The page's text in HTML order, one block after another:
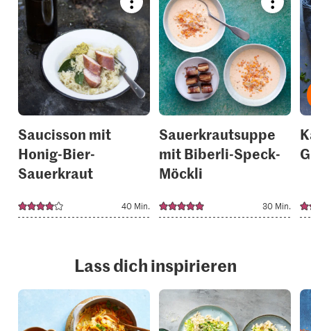
Bookmark
recipe
or
add
it
to
your
collections.
Saucisson mit
Honig-Bier-
Sauerkraut
40 Min.
recipe
or
add
it
to
your
Sauerkrautsuppe
mit Biberli-Speck-
Möckli
30 Min.
Lass dich inspirieren